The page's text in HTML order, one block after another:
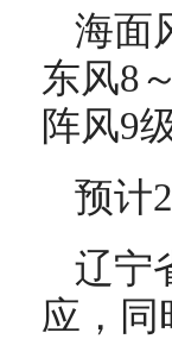
海面
东风8
阵风9
预计
辽宁
应，同